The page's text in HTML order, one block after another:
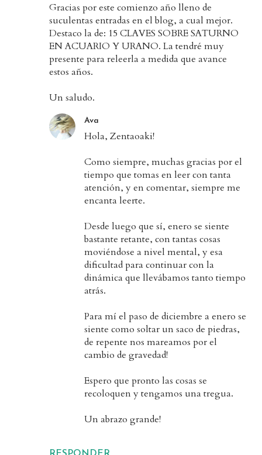
Gracias por este comienzo año lleno de
suculentas entradas en el blog, a cual mejor.
Destaco la de: 15 CLAVES SOBRE SATURNO
EN ACUARIO Y URANO. La tendré muy
presente para releerla a medida que avance
estos años.
Un saludo.
Ava
Hola, Zentaoaki!
Como siempre, muchas gracias por el
tiempo que tomas en leer con tanta
atención, y en comentar, siempre me
encanta leerte.
Desde luego que sí, enero se siente
bastante retante, con tantas cosas
moviéndose a nivel mental, y esa
dificultad para continuar con la
dinámica que llevábamos tanto tiempo
atrás.
Para mí el paso de diciembre a enero se
siente como soltar un saco de piedras,
de repente nos mareamos por el
cambio de gravedad!
Espero que pronto las cosas se
recoloquen y tengamos una tregua.
Un abrazo grande!